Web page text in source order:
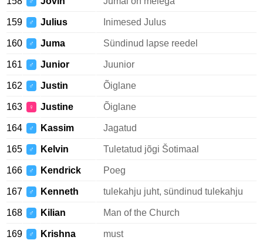
159 ♂ Julius Inimesed Julus
160 ♂ Juma Sündinud lapse reedel
161 ♂ Junior Juunior
162 ♂ Justin Õiglane
163 ♀ Justine Õiglane
164 ♂ Kassim Jagatud
165 ♂ Kelvin Tuletatud jõgi Šotimaal
166 ♂ Kendrick Poeg
167 ♂ Kenneth tulekahju juht, sündinud tulekahju
168 ♂ Kilian Man of the Church
169 ♂ Krishna must